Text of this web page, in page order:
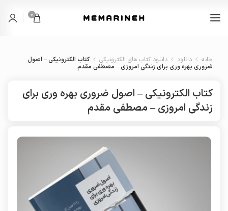
0
خانه دانلود دانلود کتاب های الکترونیکی کتاب الکترونیکی – اصول
ضروری بهره وری برای زندگی امروزی – مصطفی مقدم
کتاب الکترونیکی – اصول ضروری بهره وری برای
زندگی امروزی – مصطفی مقدم